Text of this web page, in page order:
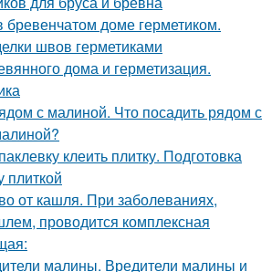
доме герметиком.
швов герметиками
дома и герметизация.
с малиной. Что посадить рядом с
клеить плитку. Подготовка
плиткой
от кашля. При заболеваниях,
проводится комплексная
малины. Вредители малины и